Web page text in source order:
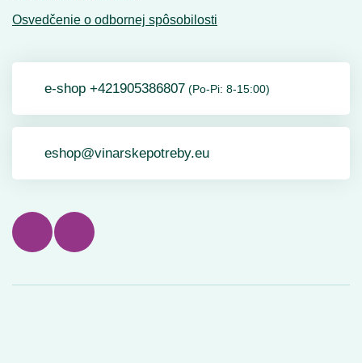
Osvedčenie o odbornej spôsobilosti
e-shop +421905386807 (Po-Pi: 8-15:00)
eshop@vinarskepotreby.eu